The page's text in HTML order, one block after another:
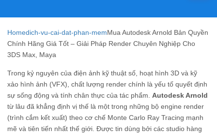
Homedich-vu-cai-dat-phan-memMua Autodesk Arnold Bản Quyền
Chính Hãng Giá Tốt – Giải Pháp Render Chuyên Nghiệp Cho
3DS Max, Maya
Trong kỷ nguyên của điện ảnh kỹ thuật số, hoạt hình 3D và kỹ
xảo hình ảnh (VFX), chất lượng render chính là yếu tố quyết định
sự sống động và tính chân thực của tác phẩm. Autodesk Arnold
từ lâu đã khẳng định vị thế là một trong những bộ engine render
(trình cắm kết xuất) theo cơ chế Monte Carlo Ray Tracing mạnh
mẽ và tiên tiến nhất thế giới. Được tin dùng bởi các studio hàng